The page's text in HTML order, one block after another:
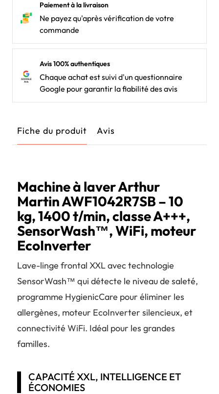
Paiement à la livraison
Ne payez qu'après vérification de votre
commande
Avis 100% authentiques
Chaque achat est suivi d'un questionnaire
Google pour garantir la fiabilité des avis
Fiche du produit Avis
Machine à laver Arthur
Martin AWF1042R7SB – 10
kg, 1400 t/min, classe A+++,
SensorWash™, WiFi, moteur
EcoInverter
Lave-linge frontal XXL avec technologie
SensorWash™ qui détecte le niveau de saleté,
programme HygienicCare pour éliminer les
allergènes, moteur EcoInverter silencieux, et
connectivité WiFi. Idéal pour les grandes
familles.
CAPACITÉ XXL, INTELLIGENCE ET
ÉCONOMIES